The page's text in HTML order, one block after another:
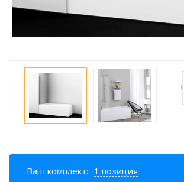
Ваш комплект: 1 позиция